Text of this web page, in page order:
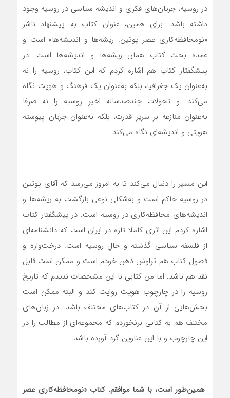
در روسیه، جریان‌های فکری و اندیشه سیاسی در روسیه وجود
داشته باشد. برای همین، عنوان کتاب به پیشنهاد ناشر
«نومحافظه‌کاری عصر پوتین: ریشه‌ها و اندیشه‌ها» است و
عمده بحث کتاب همان ریشه‌ها و اندیشه‌ها است. در
پیشگفتار کتاب هم اشاره کردم که این کتاب، روسیه را نه
به‌عنوان یک جغرافیا، بلکه به‌عنوان یک فرهنگ و هویت نگاه
می‌کند. و تحولات چند‌صد‌ساله اخیر روسیه را نه صرفا
به‌عنوان منازعه بر سریر قدرت، بلکه به‌عنوان جریان پیوسته
هویتی و اندیشه‌ای نگاه می‌کند.
این مسیر را دنبال می‌کند تا به امروز می‌رسد که آقای پوتین
در روسیه حاکم است و به‌شکلی نوعی بازگشت به ریشه‌ها و
اندیشه‌های محافظه‌کاری در روسیه است. در پیشگفتار کتاب
اشاره کردم این اثری کاملا تازه‌ در ایران است که دانشنامه‌ای
از فلسفه سیاسی گذشته و حالِ روسیه است. درخت‌واره و
فصول کتاب هم تراوش ذهن خودم است و ممکن است قابل
نقد هم باشد. اما من کتابی با این مشخصات ندیدم که تاریخ
روسیه را در چارچوب هویت روایت کند و البته ممکن است
بخش‌هایی از آن در کتاب‌های مختلف باشد. در زبان‌های
مختلف هم به کتابی برنخوردم که مجموعه‌ای از مطالب را در
این چارچوب و با این عناوین گرد آورده باشد.
همین‌طور است، با شما موافقم. کتاب «نومحافظه‌کاری عصر